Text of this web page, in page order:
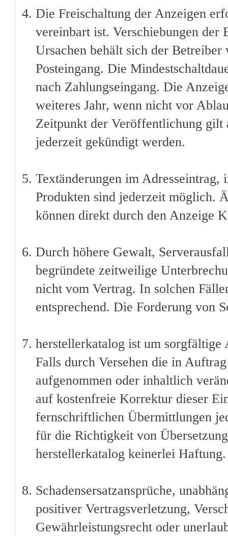
Die Freischaltung der Anzeigen
vereinbart ist. Verschiebungen der
Ursachen behält sich der
Posteingang. Die
nach Zahlungseingang. Die
weiteres Jahr, wenn nicht vor
Zeitpunkt der Veröffentlichung
jederzeit gekündigt werden.
Textänderungen im Adresseintrag,
Produkten sind jederzeit möglich.
können direkt durch den Anzeige
Durch höhere Gewalt,
begründete zeitweilige
nicht vom Vertrag. In solchen
entsprechend. Die Forderung von
herstellerkatalog ist um sorgfältige
Falls durch Versehen die in
aufgenommen oder inhaltlich
auf kostenfreie Korrektur dieser
fernschriftlichen Übermittlungen
für die Richtigkeit von
herstellerkatalog keinerlei Haftung.
Schadensersatzansprüche,
positiver Vertragsverletzung,
Gewährleistungsrecht oder